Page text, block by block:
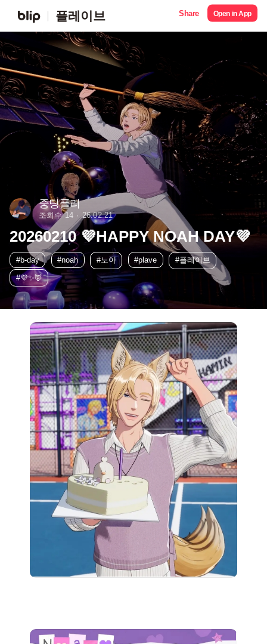
플레이브 Share Open in App
중딩플리
조회수 14 26.02.21
20260210 💜HAPPY NOAH DAY💜
#b-day #noah #노아 #plave
#플레이브
#💜✨️🦊